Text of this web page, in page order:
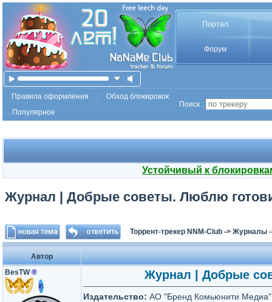
Портал
Форум
Правила оформления
Обход блокировок
Популярное
Поиск :
Устойчивый к
Журнал | Добрые советы. Люблю
Торрент-трекер NNM-Club -> Журналы
Автор
BesTW® Журнал | Добрые
Издательство: АО "Бренд Комьюнити Медиа"